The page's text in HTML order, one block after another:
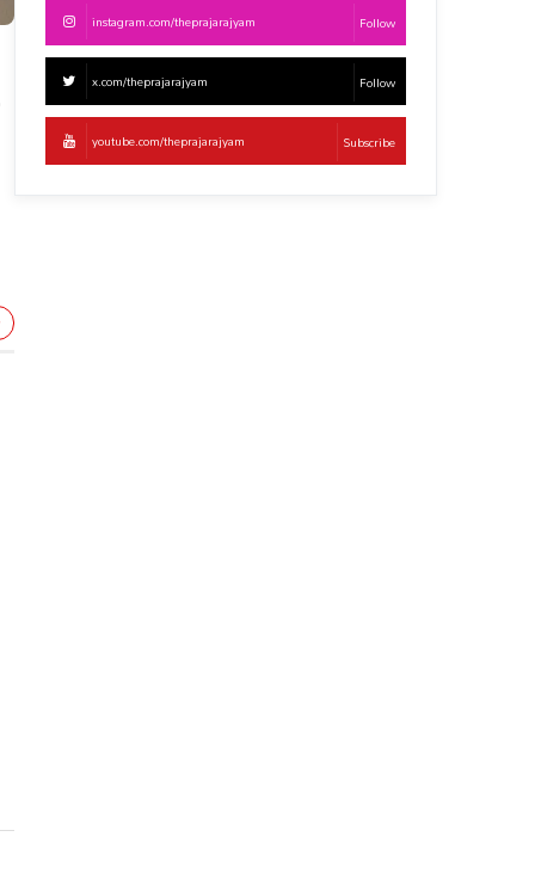
instagram.com/theprajarajyam Follow
x.com/theprajarajyam Follow
youtube.com/theprajarajyam Subscribe